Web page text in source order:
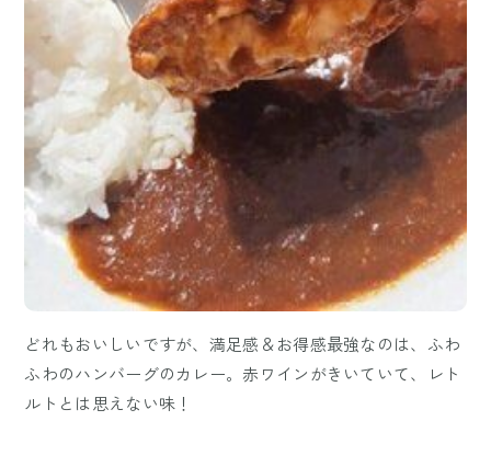
どれもおいしいですが、満足感＆お得感最強なのは、ふわ
ふわのハンバーグのカレー。赤ワインがきいていて、レト
ルトとは思えない味！